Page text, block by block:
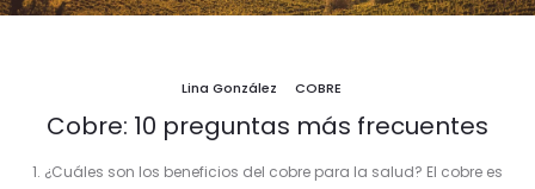
Lina González COBRE
Cobre: 10 preguntas más frecuentes
1. ¿Cuáles son los beneficios del cobre para la salud? El cobre es